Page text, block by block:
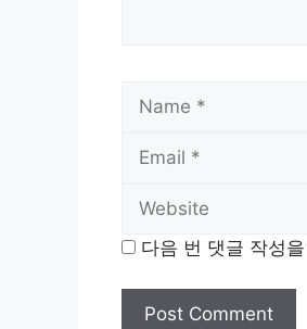
다음 번 댓글 작성